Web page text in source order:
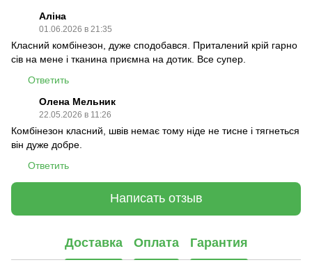
Аліна
01.06.2026 в 21:35
Класний комбінезон, дуже сподобався. Приталений крій гарно
сів на мене і тканина приємна на дотик. Все супер.
Ответить
Олена Мельник
22.05.2026 в 11:26
Комбінезон класний, швів немає тому ніде не тисне і тягнеться
він дуже добре.
Ответить
Написать отзыв
Доставка Оплата Гарантия